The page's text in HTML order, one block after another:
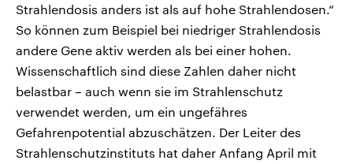
Strahlendosis anders ist als auf hohe Strahlendosen.“
So können zum Beispiel bei niedriger Strahlendosis
andere Gene aktiv werden als bei einer hohen.
Wissenschaftlich sind diese Zahlen daher nicht
belastbar – auch wenn sie im Strahlenschutz
verwendet werden, um ein ungefähres
Gefahrenpotential abzuschätzen. Der Leiter des
Strahlenschutzinstituts hat daher Anfang April mit